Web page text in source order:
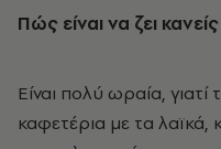
Πώς είναι να ζει
Είναι πολύ ωραία, γιατί
καφετέρια με τα λαϊκά,